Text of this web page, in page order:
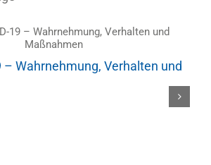
– Wahrnehmung, Verhalten und